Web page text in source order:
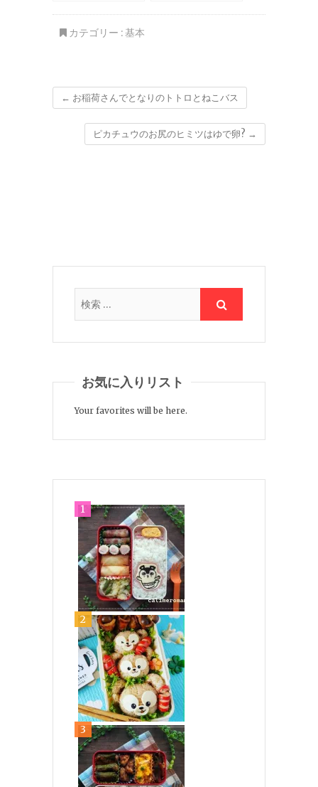
カテゴリー :基本
← お稲荷さんでとなりのトトロとねこバス
ピカチュウのお尻のヒミツはゆで卵? →
お気に入りリスト
Your favorites will be here.